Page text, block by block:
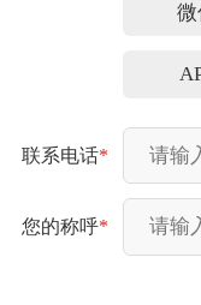
微
联系电话*
您的称呼*